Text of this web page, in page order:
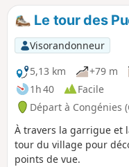
Le tour des
Visorandonneur
5,13 km
+79 m
1h 40
Facile
Départ à Congénies
À travers la garrigue et
tour du village pour
points de vue.